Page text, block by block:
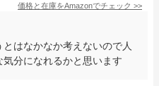
価格と在庫をAmazonでチェック >>
はなかなか考えないので人
分になれるかと思います